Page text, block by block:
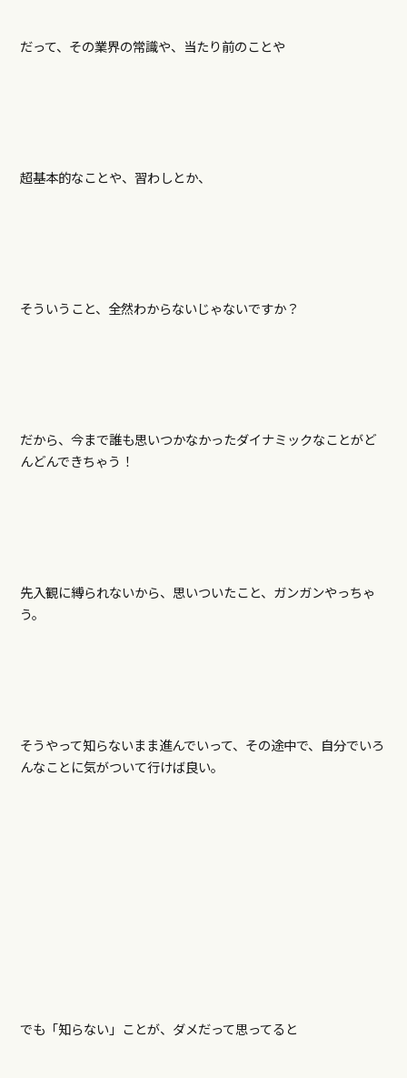
だって、その業界の常識や、当たり前のことや
超基本的なことや、習わしとか、
そういうこと、全然わからないじゃないですか？
だから、今まで誰も思いつかなかったダイナミックなことがど
んどんできちゃう！
先入観に縛られないから、思いついたこと、ガンガンやっちゃ
う。
そうやって知らないまま進んでいって、その途中で、自分でいろ
んなことに気がついて行けば良い。
でも「知らない」ことが、ダメだって思ってると